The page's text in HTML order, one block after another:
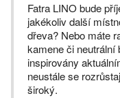
Fatra LINO bude
jakékoliv další
dřeva? Nebo máte
kamene či neutrální
inspirovány
neustále se
široký.